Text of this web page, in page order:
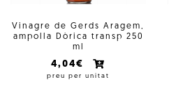
Vinagre de Gerds Aragem,
ampolla Dòrica transp 250
ml
4,04€
preu per unitat